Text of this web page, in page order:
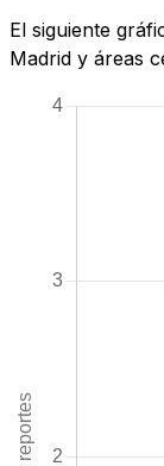
El siguiente
Madrid y áreas